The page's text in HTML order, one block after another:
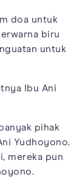
doa untuk
biru
untuk
Ibu Ani
pihak
Yudhoyono.
mereka pun